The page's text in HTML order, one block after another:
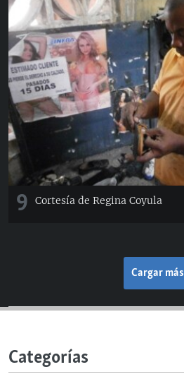
9 Cortesía de Regina Coyula
Cargar más
Categorías